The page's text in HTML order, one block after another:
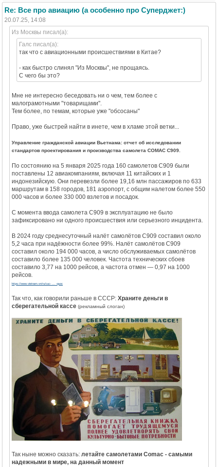
Re: Все про авиацию (а особенно про Суперджет:)
20.07.25, 14:08
Из Москвы писал(а):
Галс писал(а):
так что с авиационными происшествиями в Китае?
- как быстро слинял "Из Москвы", не прощаясь.
С чего бы это?
Мне не интересно беседовать ни о чем, тем более с
малограмотными "товарищами".
Тем более, по темам, которые уже "обсосаны"
Право, уже быстрей найти в инете, чем в хламе этой ветки...
Управление гражданской авиации Вьетнама: отчет об исследовании
стандартов проектирования и производства самолета COMAC C909.
По состоянию на 5 января 2025 года 160 самолетов C909 были
поставлены 12 авиакомпаниям, включая 11 китайских и 1
индонезийскую. Они перевезли более 19,16 млн пассажиров по 633
маршрутам в 158 городов, 181 аэропорт, с общим налетом более 550
000 часов и более 330 000 взлетов и посадок.
C момента ввода самолета C909 в эксплуатацию не было
зафиксировано ни одного происшествия или серьезного инцидента.
В 2024 году среднесуточный налёт самолётов C909 составил около
5,2 часа при надёжности более 99%. Налёт самолётов C909
составил около 194 000 часов, а число обслуживаемых самолётов
составило более 135 000 человек. Частота технических сбоев
составило 3,77 на 1000 рейсов, а частота отмен — 0,97 на 1000
рейсов.
https://www.vietnam.vn/ru/cuc- ... -quoc
Так что, как говорили раньше в СССР: Храните деньги в
сберегательной кассе (рекламный слоган)
Так ныне можно сказать: летайте самолетами Comac - самыми
надежными в мире, на данный момент